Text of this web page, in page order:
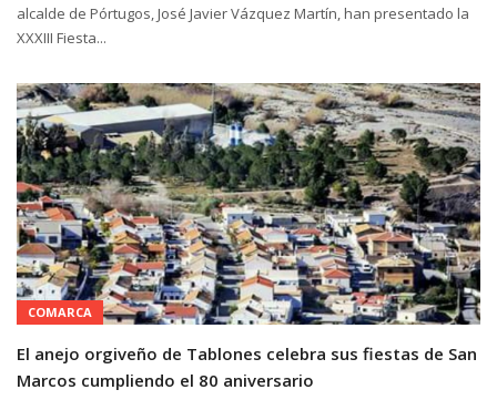
alcalde de Pórtugos, José Javier Vázquez Martín, han presentado la
XXXIII Fiesta...
COMARCA
El anejo orgiveño de Tablones celebra sus fiestas de San
Marcos cumpliendo el 80 aniversario